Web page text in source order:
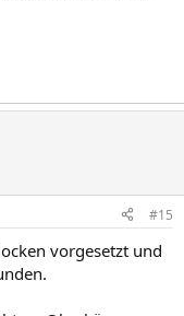
#15
vorgesetzt und